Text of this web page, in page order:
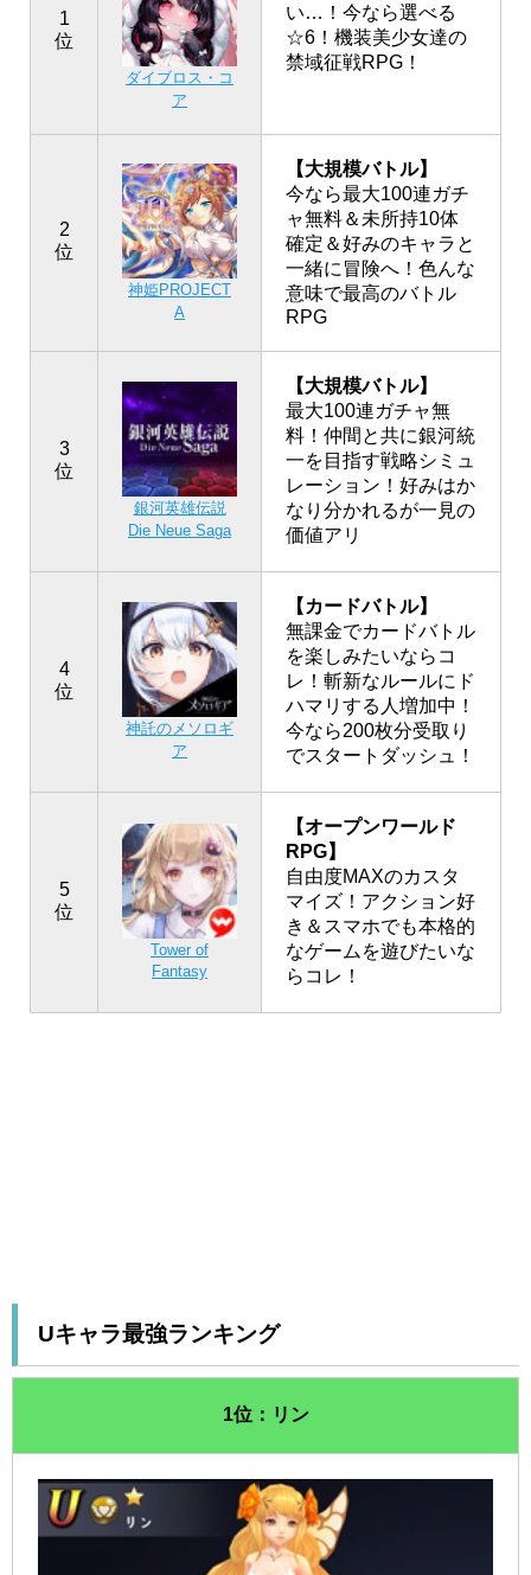
1
位
ダイブロス・コ
ア
い…！今なら選べる
☆6！機装美少女達の
禁域征戦RPG！
2
位
神姫PROJECT
A
【大規模バトル】
今なら最大100連ガチ
ャ無料＆未所持10体
確定＆好みのキャラと
一緒に冒険へ！色んな
意味で最高のバトル
RPG
3
位
銀河英雄伝説
Die Neue Saga
【大規模バトル】
最大100連ガチャ無
料！仲間と共に銀河統
一を目指す戦略シミュ
レーション！好みはか
なり分かれるが一見の
価値アリ
4
位
神託のメソロギ
ア
【カードバトル】
無課金でカードバトル
を楽しみたいならコ
レ！斬新なルールにド
ハマリする人増加中！
今なら200枚分受取り
でスタートダッシュ！
5
位
Tower of
Fantasy
【オープンワールド
RPG】
自由度MAXのカスタ
マイズ！アクション好
き＆スマホでも本格的
なゲームを遊びたいな
らコレ！
Uキャラ最強ランキング
1位：リン